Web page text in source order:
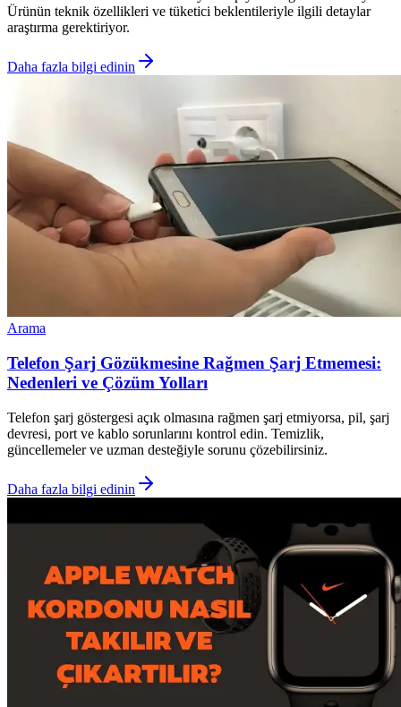
Ürünün teknik özellikleri ve tüketici beklentileriyle ilgili detaylar
araştırma gerektiriyor.
Daha fazla bilgi edinin
Arama
Telefon Şarj Gözükmesine Rağmen Şarj Etmemesi:
Nedenleri ve Çözüm Yolları
Telefon şarj göstergesi açık olmasına rağmen şarj etmiyorsa, pil, şarj
devresi, port ve kablo sorunlarını kontrol edin. Temizlik,
güncellemeler ve uzman desteğiyle sorunu çözebilirsiniz.
Daha fazla bilgi edinin